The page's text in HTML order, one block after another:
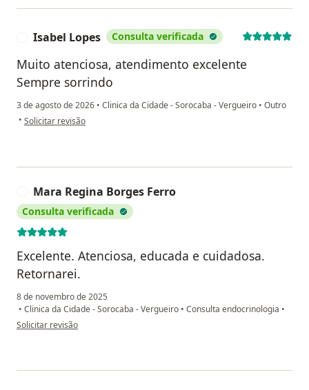
Isabel Lopes Consulta verificada
Muito atenciosa, atendimento excelente
Sempre sorrindo
3 de agosto de 2026 • Clinica da Cidade - Sorocaba - Vergueiro • Outro
• na opinião do utilizador Isabel Lopes
Solicitar revisão
Mara Regina Borges Ferro
Consulta verificada
Excelente. Atenciosa, educada e cuidadosa.
Retornarei.
8 de novembro de 2025
• Clinica da Cidade - Sorocaba - Vergueiro • Consulta endocrinologia •
na opinião do utilizador Mara Regina Borges Ferro
Solicitar revisão